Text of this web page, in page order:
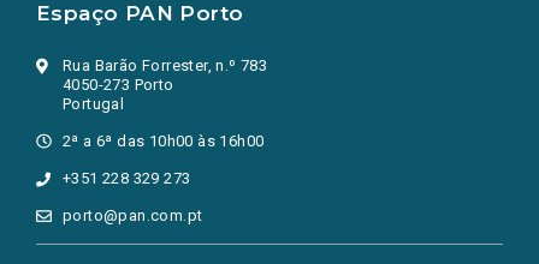
Espaço PAN Porto
Rua Barão Forrester, n.º 783
4050-273 Porto
Portugal
2ª a 6ª das 10h00 às 16h00
+351 228 329 273
porto@pan.com.pt